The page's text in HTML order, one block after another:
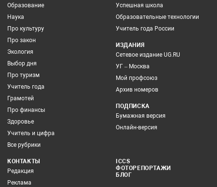
Образование
Наука
Про культуру
Про закон
Экология
Выбор дня
Про туризм
Учитель года
Грамотей
Про финансы
Здоровье
Учитель и цифра
Все рубрики
Успешная школа
Образовательные технологии
Учитель года России
ИЗДАНИЯ
Сетевое издание UG.RU
УГ – Москва
Мой профсоюз
Архив номеров
ПОДПИСКА
Бумажная версия
Онлайн-версия
КОНТАКТЫ
Редакция
Реклама
ICCS
ФОТОРЕПОРТАЖИ
БЛОГ